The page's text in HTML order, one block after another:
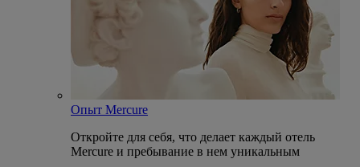
Опыт Mercure
Откройте для себя, что делает каждый отель
Mercure и пребывание в нем уникальным